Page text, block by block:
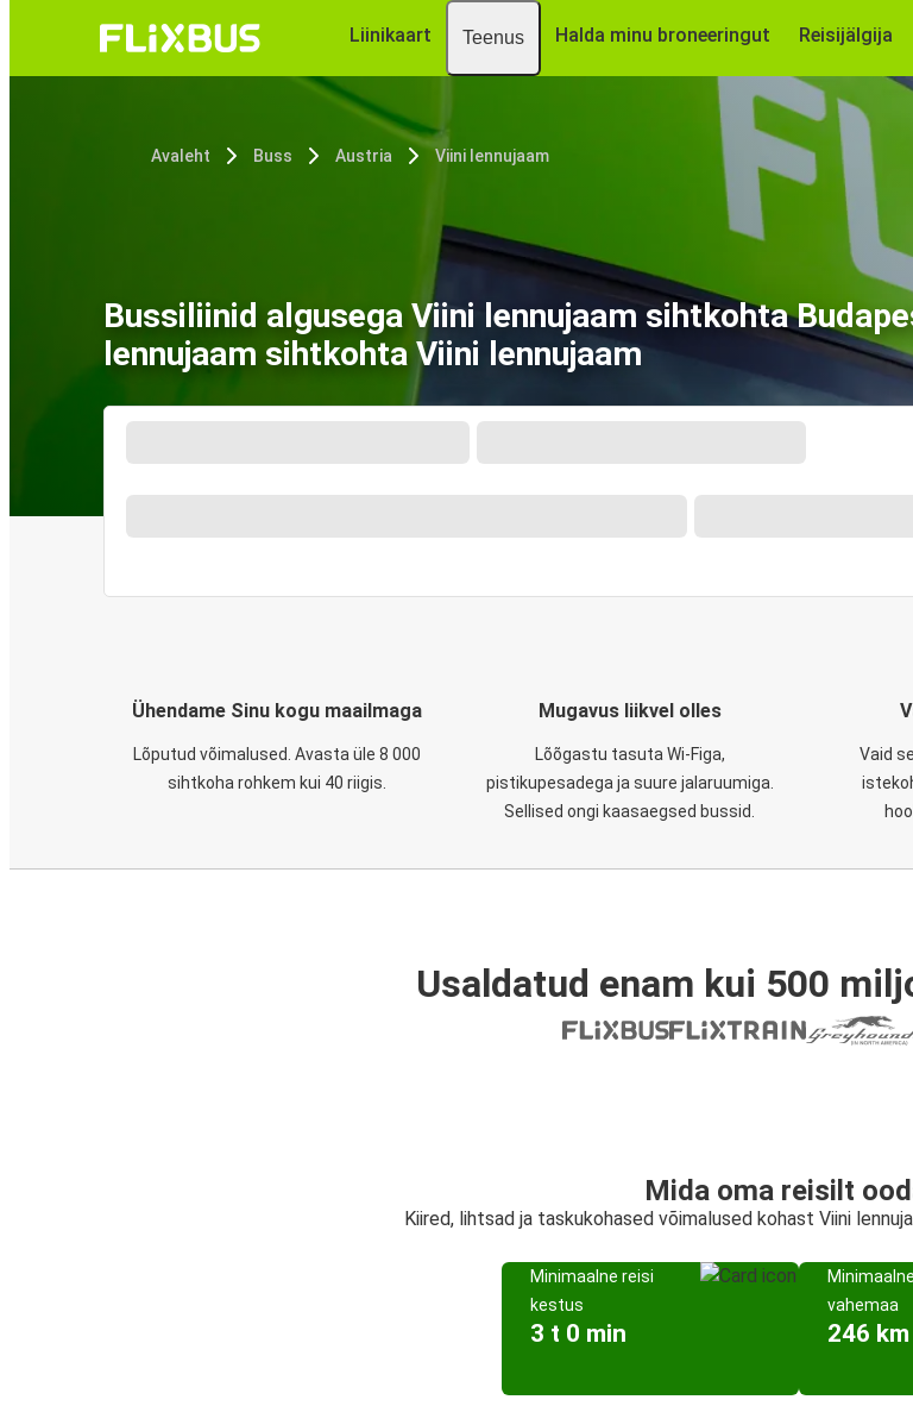
Liinikaart Teenus Halda minu broneeringut Reisijälgija
Avaleht Buss Austria Viini lennujaam
Bussiliinid algusega Viini lennujaam sihtkohta
lennujaam sihtkohta Viini lennujaam
Ühendame Sinu kogu maailmaga
Lõputud võimalused. Avasta üle 8 000
sihtkoha rohkem kui 40 riigis.
Mugavus liikvel olles
Lõõgastu tasuta Wi-Figa,
pistikupesadega ja suure jalaruumiga.
Sellised ongi kaasaegsed bussid.
Vaid
Usaldatud enam kui 500
Mida oma reisilt
Kiired, lihtsad ja taskukohased võimalused kohast Viini
Minimaalne reisi
kestus
3 t 0 min
Minimaalne
vahemaa
246 km